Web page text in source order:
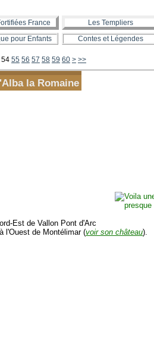
France Les Templiers
pour Enfants Contes et Légendes
54 55 56 57 58 59 60 > >>
la Romaine
Est de Vallon Pont d'Arc
l'Ouest de Montélimar (voir son château).